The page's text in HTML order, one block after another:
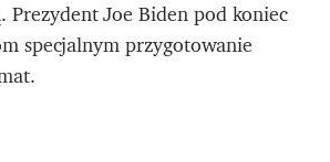
. Prezydent Joe Biden pod koniec
specjalnym przygotowanie